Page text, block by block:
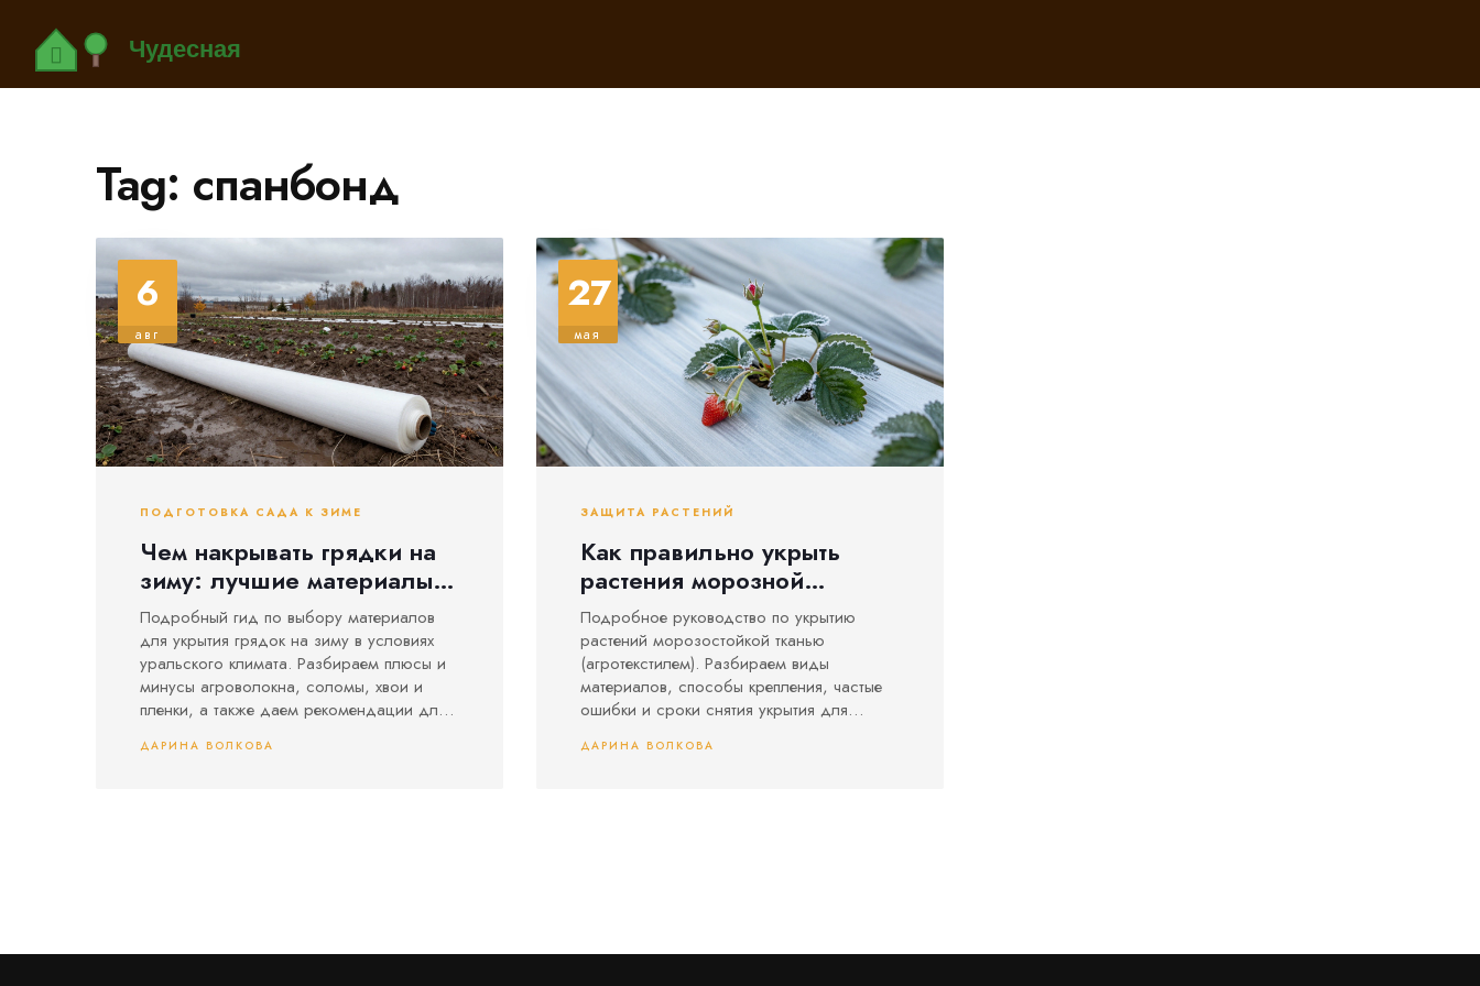
Tag: спанбонд
6
авг
ПОДГОТОВКА САДА К ЗИМЕ
Чем накрывать грядки на
зиму: лучшие материалы и
правила укрытия
Подробный гид по выбору материалов
для укрытия грядок на зиму в условиях
уральского климата. Разбираем плюсы и
минусы агроволокна, соломы, хвои и
пленки, а также даем рекомендации для
ДАРИНА ВОЛКОВА
27
мая
ЗАЩИТА РАСТЕНИЙ
Как правильно укрыть
растения морозной
тканью: пошаговая
инструкция и советы
Подробное руководство по укрытию
растений морозостойкой тканью
(агротекстилем). Разбираем виды
материалов, способы крепления, частые
ошибки и сроки снятия укрытия для
ДАРИНА ВОЛКОВА